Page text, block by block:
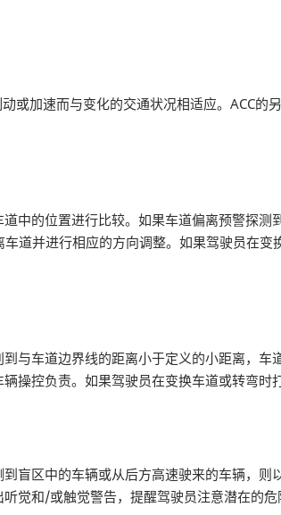
或加速而与变化的交通状况相适应。ACC的
的位置进行比较。如果车道偏离预警探测
道并进行相应的方向调整。如果驾驶员在
与车道边界线的距离小于定义的小距离，
控负责。如果驾驶员在变换车道或转弯时
盲区中的车辆或从后方高速驶来的车辆，
觉和/或触觉警告，提醒驾驶员注意潜在的危